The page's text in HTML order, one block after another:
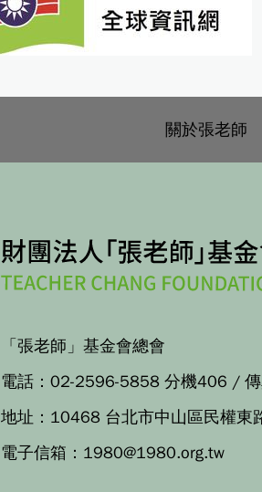
關於張老師
「張老師」基金會總會
電話： 02-2596-5858 分機406 /
地址： 10468 台北市中山區民權東
電子信箱： 1980@1980.org.tw